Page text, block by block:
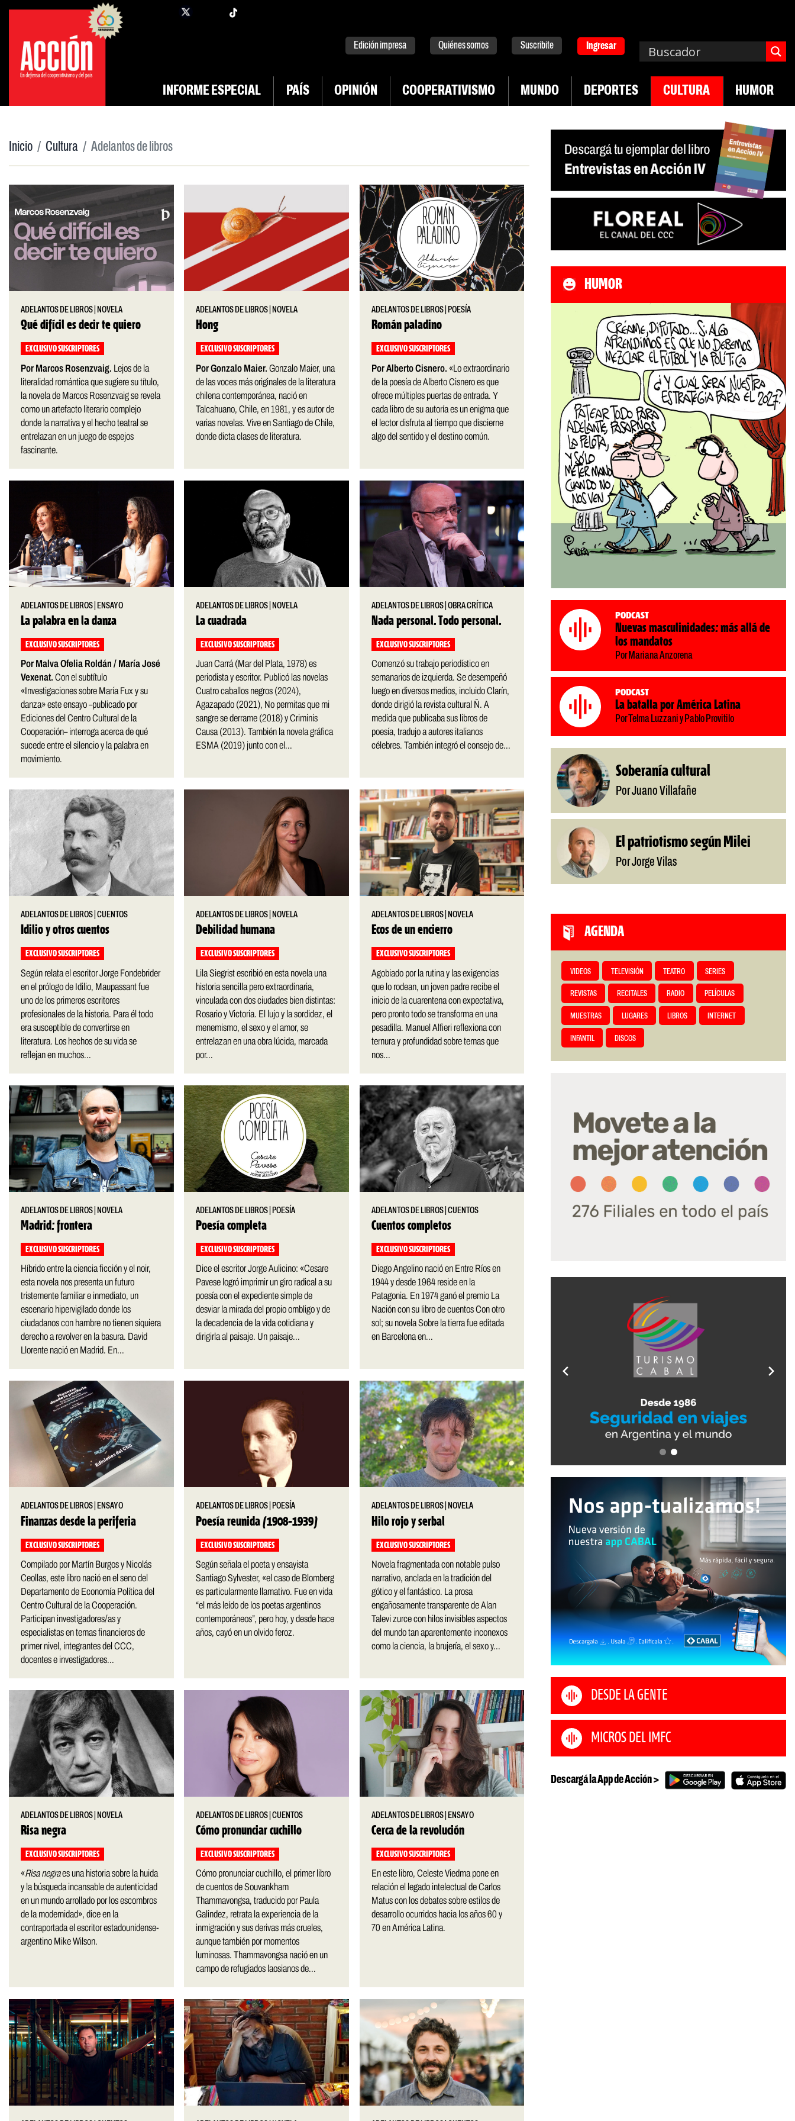
Saltar
contenido
facebook
Edición impresa Quiénes somos Suscribite Ingresar
INFORME ESPECIAL PAÍS OPINIÓN COOPERATIVISMO MUNDO DEPORTES CULTURA HUMOR
Inicio Cultura Adelantos de libros
ADELANTOS DE LIBROS NOVELA
Qué difícil es decir te quiero
EXCLUSIVO SUSCRIPTORES
Por Marcos Rosenzvaig. Lejos de la
literalidad romántica que sugiere su título,
la novela de Marcos Rosenzvaig se revela
como un artefacto literario complejo
donde la narrativa y el hecho teatral se
entrelazan en un juego de espejos
fascinante.
ADELANTOS DE LIBROS NOVELA
Hong
EXCLUSIVO SUSCRIPTORES
Por Gonzalo Maier. Gonzalo Maier, una
de las voces más originales de la literatura
chilena contemporánea, nació en
Talcahuano, Chile, en 1981, y es autor de
varias novelas. Vive en Santiago de Chile,
donde dicta clases de literatura.
ADELANTOS DE LIBROS| POESÍA
Román paladino
EXCLUSIVO SUSCRIPTORES
Por Alberto Cisnero. «Lo extraordinario
de la poesía de Alberto Cisnero es que
ofrece múltiples puertas de entrada. Y
cada libro de su autoría es un enigma que
el lector disfruta al tiempo que discierne
algo del sentido y el destino común.
ADELANTOS DE LIBROS ENSAYO
La palabra en la danza
EXCLUSIVO SUSCRIPTORES
Por Malva Ofelia Roldán / María José
Vexenat. Con el subtítulo
«Investigaciones sobre María Fux y su
danza» este ensayo –publicado por
Ediciones del Centro Cultural de la
Cooperación– interroga acerca de qué
sucede entre el silencio y la palabra en
movimiento.
ADELANTOS DE LIBROS NOVELA
La cuadrada
EXCLUSIVO SUSCRIPTORES
Juan Carrá (Mar del Plata, 1978) es
periodista y escritor. Publicó las novelas
Cuatro caballos negros (2024),
Agazapado (2021), No permitas que mi
sangre se derrame (2018) y Criminis
Causa (2013). También la novela gráfica
ESMA (2019) junto con el...
ADELANTOS DE LIBROS| OBRA CRÍTICA
Nada personal. Todo personal.
EXCLUSIVO SUSCRIPTORES
Comenzó su trabajo periodístico en
semanarios de izquierda. Se desempeñó
luego en diversos medios, incluido Clarín,
donde dirigió la revista cultural Ñ. A
medida que publicaba sus libros de
poesía, tradujo a autores italianos
célebres. También integró el consejo de...
ADELANTOS DE LIBROS |CUENTOS
Idilio y otros cuentos
EXCLUSIVO SUSCRIPTORES
Según relata el escritor Jorge Fondebrider
en el prólogo de Idilio, Maupassant fue
uno de los primeros escritores
profesionales de la historia. Para él todo
era susceptible de convertirse en
literatura. Los hechos de su vida se
reflejan en muchos...
ADELANTOS DE LIBROS NOVELA
Debilidad humana
EXCLUSIVO SUSCRIPTORES
Lila Siegrist escribió en esta novela una
historia sencilla pero extraordinaria,
vinculada con dos ciudades bien distintas:
Rosario y Victoria. El lujo y la sordidez, el
menemismo, el sexo y el amor, se
entrelazan en una obra lúcida, marcada
por...
ADELANTOS DE LIBROS| NOVELA
Ecos de un encierro
EXCLUSIVO SUSCRIPTORES
Agobiado por la rutina y las exigencias
que lo rodean, un joven padre recibe el
inicio de la cuarentena con expectativa,
pero pronto todo se transforma en una
pesadilla. Manuel Alfieri reflexiona con
ternura y profundidad sobre temas que
nos...
ADELANTOS DE LIBROS NOVELA
Madrid: frontera
EXCLUSIVO SUSCRIPTORES
Híbrido entre la ciencia ficción y el noir,
esta novela nos presenta un futuro
tristemente familiar e inmediato, un
escenario hipervigilado donde los
ciudadanos con hambre no tienen siquiera
derecho a revolver en la basura. David
Llorente nació en Madrid. En...
ADELANTOS DE LIBROS POESÍA
Poesía completa
EXCLUSIVO SUSCRIPTORES
Dice el escritor Jorge Aulicino: «Cesare
Pavese logró imprimir un giro radical a su
poesía con el expediente simple de
desviar la mirada del propio ombligo y de
la decadencia de la vida cotidiana y
dirigirla al paisaje. Un paisaje...
ADELANTOS DE LIBROS| CUENTOS
Cuentos completos
EXCLUSIVO SUSCRIPTORES
Diego Angelino nació en Entre Ríos en
1944 y desde 1964 reside en la
Patagonia. En 1974 ganó el premio La
Nación con su libro de cuentos Con otro
sol; su novela Sobre la tierra fue editada
en Barcelona en...
ADELANTOS DE LIBROS ENSAYO
Finanzas desde la periferia
EXCLUSIVO SUSCRIPTORES
Compilado por Martín Burgos y Nicolás
Ceollas, este libro nació en el seno del
Departamento de Economía Política del
Centro Cultural de la Cooperación.
Participan investigadores/as y
especialistas en temas financieros de
primer nivel, integrantes del CCC,
docentes e investigadores...
ADELANTOS DE LIBROS POESÍA
Poesía reunida (1908-1939)
EXCLUSIVO SUSCRIPTORES
Según señala el poeta y ensayista
Santiago Sylvester, «el caso de Blomberg
es particularmente llamativo. Fue en vida
“el más leído de los poetas argentinos
contemporáneos”, pero hoy, y desde hace
años, cayó en un olvido feroz.
ADELANTOS DE LIBROS| NOVELA
Hilo rojo y serbal
EXCLUSIVO SUSCRIPTORES
Novela fragmentada con notable pulso
narrativo, anclada en la tradición del
gótico y el fantástico. La prosa
engañosamente transparente de Alan
Talevi zurce con hilos invisibles aspectos
del mundo tan aparentemente inconexos
como la ciencia, la brujería, el sexo y...
ADELANTOS DE LIBROS NOVELA
Risa negra
EXCLUSIVO SUSCRIPTORES
«Risa negraes una historia sobre la huida
y la búsqueda incansable de autenticidad
en un mundo arrollado por los escombros
de la modernidad», dice en la
contraportada el escritor estadounidense-
argentino Mike Wilson.
ADELANTOS DE LIBROS |CUENTOS
Cómo pronunciar cuchillo
EXCLUSIVO SUSCRIPTORES
Cómo pronunciar cuchillo, el primer libro
de cuentos de Souvankham
Thammavongsa, traducido por Paula
Galindez, retrata la experiencia de la
inmigración y sus derivas más crueles,
aunque también por momentos
luminosas. Thammavongsa nació en un
campo de refugiados laosianos de...
ADELANTOS DE LIBROS| ENSAYO
Cerca de la revolución
EXCLUSIVO SUSCRIPTORES
En este libro, Celeste Viedma pone en
relación el legado intelectual de Carlos
Matus con los debates sobre estilos de
desarrollo ocurridos hacia los años 60 y
70 en América Latina.
HUMOR
Podcast
Nuevas masculinidades: más allá de
los mandatos
Por Mariana Anzorena
Podcast
La batalla por América Latina
Por Telma Luzzani y Pablo Provitilo
Soberanía cultural
Por Juano Villafañe
El patriotismo según Milei
Por Jorge Vilas
AGENDA
VIDEOS TELEVISIÓN TEATRO SERIES
REVISTAS RECITALES RADIO PELÍCULAS
MUESTRAS LUGARES LIBROS INTERNET
INFANTIL DISCOS
DESDE LA GENTE
MICROS DEL IMFC
Descargá la App de Acción >